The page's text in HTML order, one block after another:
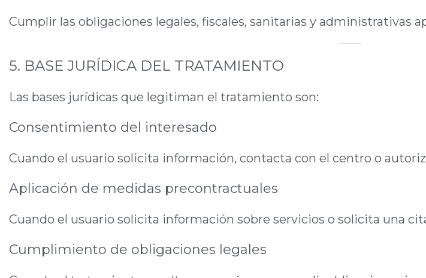
Cumplir las obligaciones legales, fiscales, sanitarias y administrativas
5. BASE JURÍDICA DEL TRATAMIENTO
Las bases jurídicas que legitiman el tratamiento son:
Consentimiento del interesado
Cuando el usuario solicita información, contacta con el centro o
Aplicación de medidas precontractuales
Cuando el usuario solicita información sobre servicios o solicita una
Cumplimiento de obligaciones legales